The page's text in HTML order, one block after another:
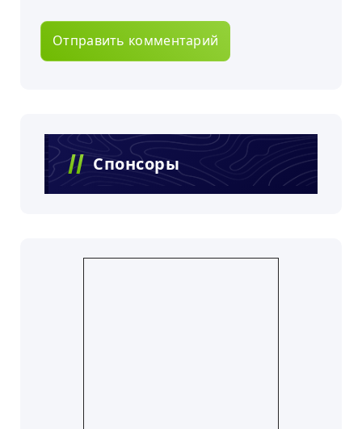
Спонсоры